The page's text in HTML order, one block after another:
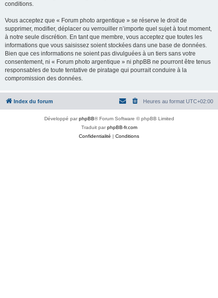
conditions.
Vous acceptez que « Forum photo argentique » se réserve le droit de
supprimer, modifier, déplacer ou verrouiller n’importe quel sujet à tout moment,
à notre seule discrétion. En tant que membre, vous acceptez que toutes les
informations que vous saisissez soient stockées dans une base de données.
Bien que ces informations ne soient pas divulguées à un tiers sans votre
consentement, ni « Forum photo argentique » ni phpBB ne pourront être tenus
responsables de toute tentative de piratage qui pourrait conduire à la
compromission des données.
Index du forum Heures au format UTC+02:00
Développé parphpBB® Forum Software © phpBB Limited
Traduit parphpBB-fr.com
Confidentialité | Conditions